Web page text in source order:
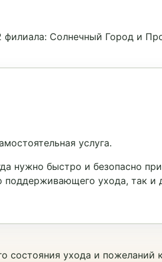
филиала: Солнечный Город и
услуга.
нужно быстро и безопасно
поддерживающего ухода, так
состояния ухода и пожеланий